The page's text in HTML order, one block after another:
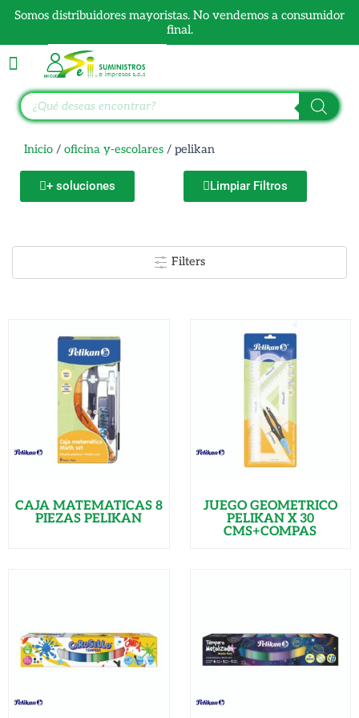
contenido
Somos distribuidores mayoristas. No vendemos a consumidor
final.
Búsqueda
de
productos
Inicio / oficina y-escolares / pelikan
+ soluciones Limpiar Filtros
Filters
CAJA MATEMATICAS 8
PIEZAS PELIKAN
JUEGO GEOMETRICO
PELIKAN X 30
CMS+COMPAS